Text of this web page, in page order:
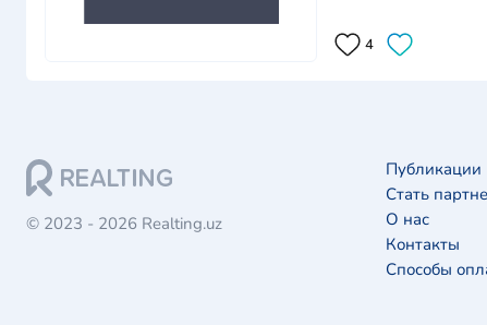
4
© 2023 - 2026 Realting.uz
Публикации
Стать
О нас
Контакты
Способы